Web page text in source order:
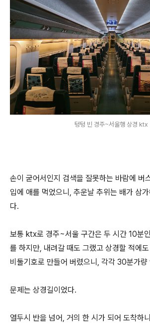
텅텅 빈 경주~서울행 상경 ktx
손이 굳어서인지 검색을 잘못하는 바람에 버
입에 애를 먹었으니, 추운날 추위는 배가 삼
다.
보통 ktx로 경주~서울 구간은 두 시간 10분
를 하지만, 내려갈 때도 그랬고 상경할 적에
비둘기호로 만들어 버렸으니, 각각 30분가량
문제는 상경길이었다.
열두시 반을 넘어, 거의 한 시가 되어 도착하